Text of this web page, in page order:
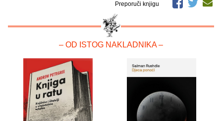
Preporuči knjigu
– OD ISTOG NAKLADNIKA –